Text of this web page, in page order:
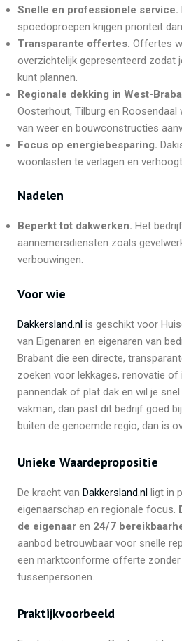
Snelle en professionele service.
spoedoproepen krijgen prioriteit
Transparante offertes. Offertes
overzichtelijk gepresenteerd zodat
kunt plannen.
Regionale dekking in West-
Oosterhout, Tilburg en Roosendaal
van weer en bouwconstructies
Focus op energiebesparing.
woonlasten te verlagen en
Nadelen
Beperkt tot dakwerken. Het
aannemersdiensten zoals
verbouwingen.
Voor wie
Dakkersland.nl is geschikt voor
van Eigenaren en eigenaren van
Brabant die een directe,
zoeken voor lekkages, renovatie of
pannendak of plat dak en wil je
vakman, dan past dit bedrijf goed
buiten de genoemde regio, dan is
Unieke Waardepropositie
De kracht van Dakkersland.nl ligt in
eigenaarschap en regionale focus.
de eigenaar en 24/7
aanbod betrouwbaar voor snelle
een marktconforme offerte zonder
tussenpersonen.
Praktijkvoorbeeld